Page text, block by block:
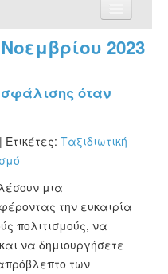
2023
όταν
Ετικέτες: Ταξιδιωτική
μια
την ευκαιρία
πολιτισμούς, να
να δημιουργήσετε
των